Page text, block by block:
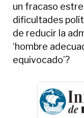
un fracaso
dificultades
de reducir la
‘hombre
equivocado’?